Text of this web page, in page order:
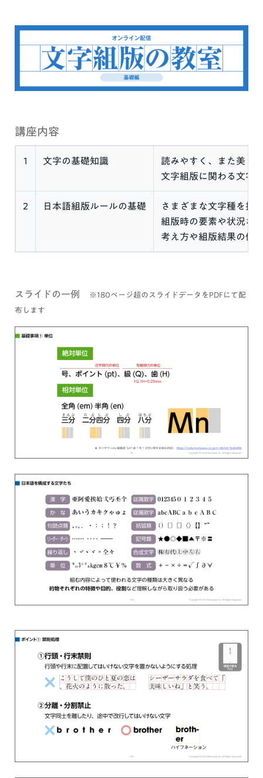
講座内容
1 文字の基礎知識
読みやすく、また美し
文字組版に関わる文字
2 日本語組版ルールの基礎
さまざまな文字種を扱
組版時の要素や状況な
考え方や組版結果の例
スライドの一例
※180ページ超のスライドデータをPDFにて配
布します